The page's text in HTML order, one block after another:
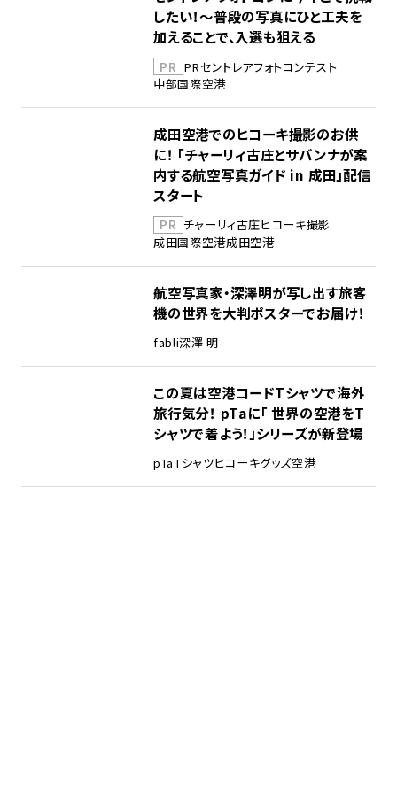
したい！～普段の写真にひと工夫を
加えることで、入選も狙える
PR PRセントレアフォトコンテスト
中部国際空港
成田空港でのヒコーキ撮影のお供
に！ 「チャーリィ古庄とサバンナが案
内する航空写真ガイド in 成田」配信
スタート
PR チャーリィ古庄ヒコーキ撮影
成田国際空港成田空港
航空写真家・深澤明が写し出す旅客
機の世界を大判ポスターでお届け！
fabli深澤 明
この夏は空港コードTシャツで海外
旅行気分！ pTaに「 世界の空港をT
シャツで着よう！」シリーズが新登場
pTaTシャツヒコーキグッズ空港